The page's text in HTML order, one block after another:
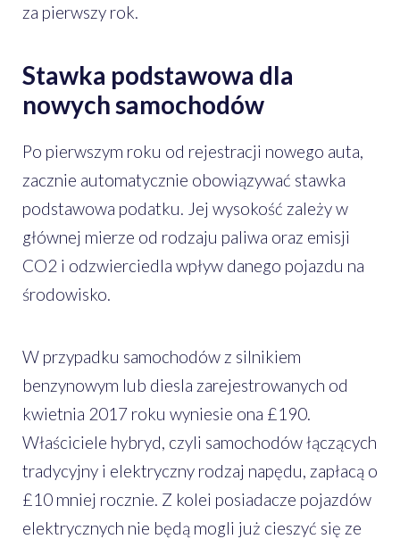
za pierwszy rok.
Stawka podstawowa dla
nowych samochodów
Po pierwszym roku od rejestracji nowego auta,
zacznie automatycznie obowiązywać stawka
podstawowa podatku. Jej wysokość zależy w
głównej mierze od rodzaju paliwa oraz emisji
CO2 i odzwierciedla wpływ danego pojazdu na
środowisko.
W przypadku samochodów z silnikiem
benzynowym lub diesla zarejestrowanych od
kwietnia 2017 roku wyniesie ona £190.
Właściciele hybryd, czyli samochodów łączących
tradycyjny i elektryczny rodzaj napędu, zapłacą o
£10 mniej rocznie. Z kolei posiadacze pojazdów
elektrycznych nie będą mogli już cieszyć się ze